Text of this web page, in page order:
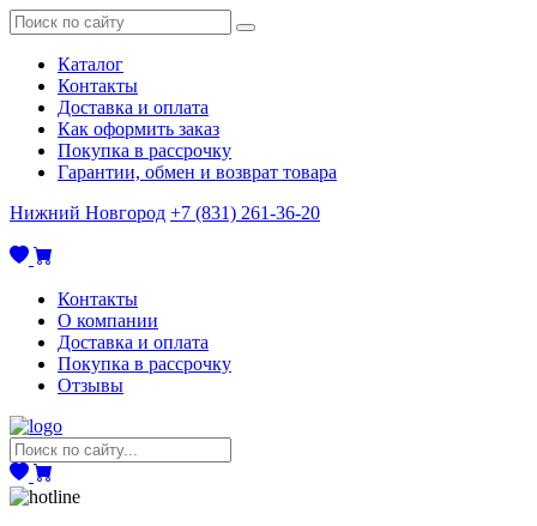
Каталог
Контакты
Доставка и оплата
Как оформить заказ
Покупка в рассрочку
Гарантии, обмен и возврат товара
Нижний Новгород +7 (831) 261-36-20
Контакты
О компании
Доставка и оплата
Покупка в рассрочку
Отзывы